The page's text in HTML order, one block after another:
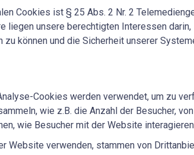
Cookies ist § 25 Abs. 2 Nr. 2
liegen unsere berechtigten Interessen
können und die Sicherheit unserer
Cookies werden verwendet, um zu
wie z.B. die Anzahl der Besucher,
wie Besucher mit der Website
Website verwenden, stammen von